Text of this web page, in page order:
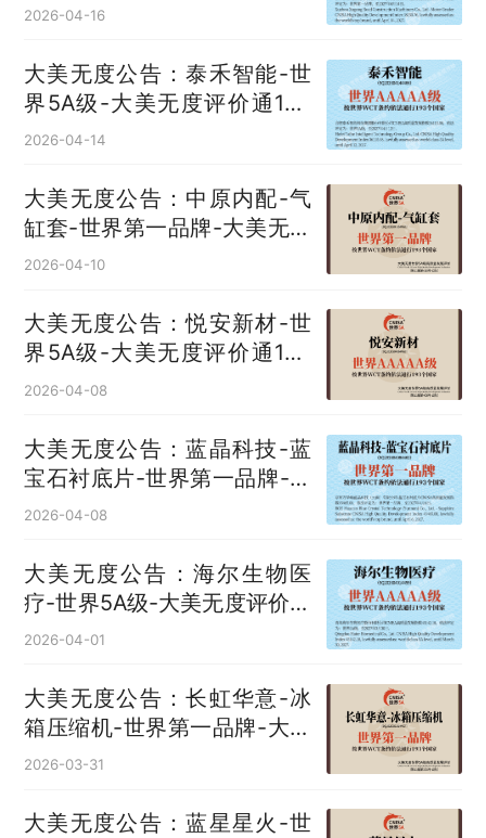
评价通193国
2026-04-16
大美无度公告：泰禾智能-世
界5A级-大美无度评价通193
国
2026-04-14
大美无度公告：中原内配-气
缸套‌-世界第一品牌-大美无度
评价通193国
2026-04-10
大美无度公告：悦安新材-世
界5A级-大美无度评价通193
国
2026-04-08
大美无度公告：蓝晶科技-蓝
宝石衬底片‌-世界第一品牌-大
美无度评价通193国
2026-04-08
大美无度公告：海尔生物医
疗-世界5A级-大美无度评价通
193国
2026-04-01
大美无度公告：长虹华意-冰
箱压缩机‌-世界第一品牌-大美
无度评价通193国
2026-03-31
大美无度公告：蓝星星火-世